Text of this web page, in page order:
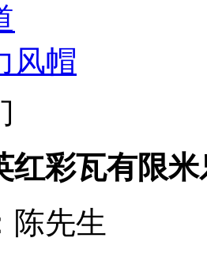
风帽
红彩瓦有限
陈先生